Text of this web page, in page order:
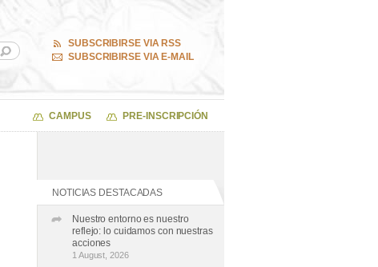
SUBSCRIBIRSE VIA RSS
SUBSCRIBIRSE VIA E-MAIL
CAMPUS PRE-INSCRIPCIÓN
NOTICIAS DESTACADAS
Nuestro entorno es nuestro
reflejo: lo cuidamos con nuestras
acciones
1 August, 2026